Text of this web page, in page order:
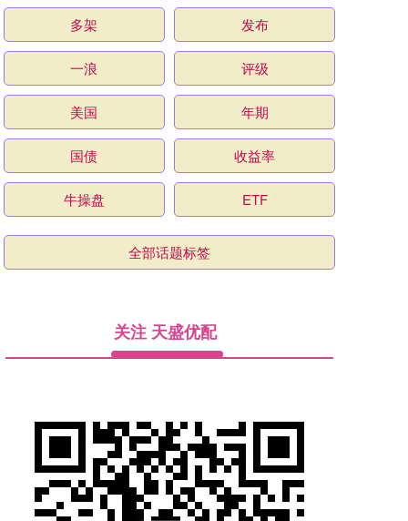
多架 发布
一浪 评级
美国 年期
国债 收益率
牛操盘 ETF
全部话题标签
关注 天盛优配